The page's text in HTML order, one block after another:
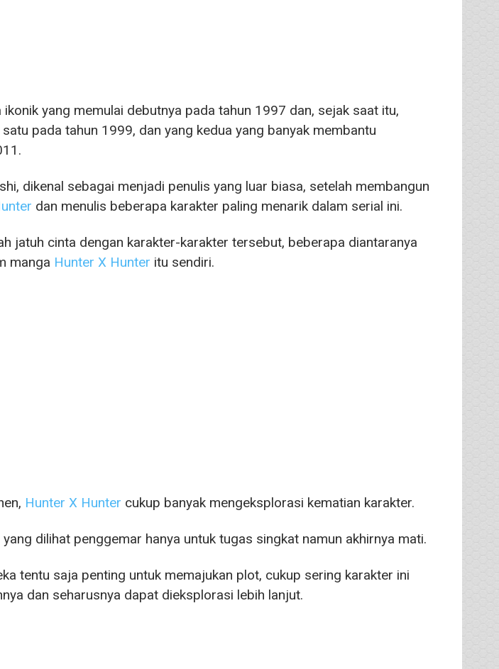
ikonik yang memulai debutnya pada tahun 1997 dan, sejak saat itu,
pada tahun 1999, dan yang kedua yang banyak membantu
dikenal sebagai menjadi penulis yang luar biasa, setelah membangun
dan menulis beberapa karakter paling menarik dalam serial ini.
jatuh cinta dengan karakter-karakter tersebut, beberapa diantaranya
manga Hunter X Hunter itu sendiri.
Hunter X Hunter cukup banyak mengeksplorasi kematian karakter.
dilihat penggemar hanya untuk tugas singkat namun akhirnya mati.
tentu saja penting untuk memajukan plot, cukup sering karakter ini
dan seharusnya dapat dieksplorasi lebih lanjut.